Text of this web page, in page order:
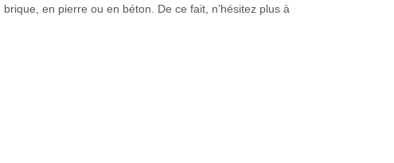
en pierre ou en béton. De ce fait, n’hésitez plus à